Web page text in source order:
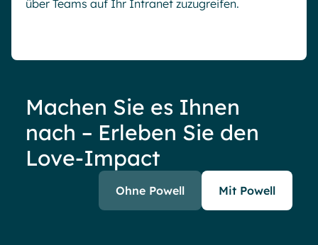
über Teams auf Ihr Intranet zuzugreifen.
Machen Sie es Ihnen
nach – Erleben Sie den
Love-Impact
Ohne Powell Mit Powell
17